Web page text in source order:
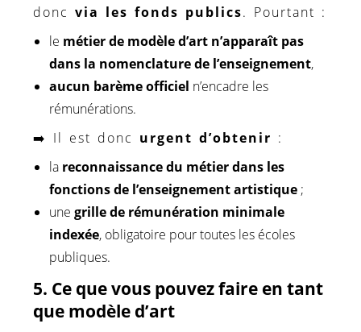
doncvia les fonds publics. Pourtant :
le métier de modèle d’art n’apparaît pas
dans la nomenclature de l’enseignement,
aucun barème officiel n’encadre les
rémunérations.
➡️ Il est donc urgent d’obtenir :
la reconnaissance du métier dans les
fonctions de l’enseignement artistique ;
unegrille de rémunération minimale
indexée, obligatoire pour toutes les écoles
publiques.
5. Ce que vous pouvez faire en tant
que modèle d’art